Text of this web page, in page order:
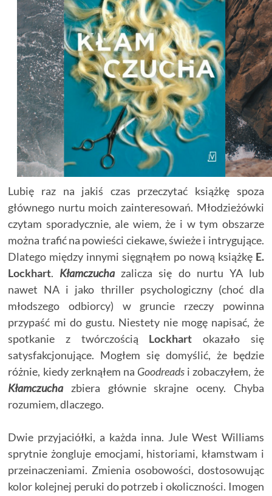
Lubię raz na jakiś czas przeczytać książkę spoza
głównego nurtu moich zainteresowań. Młodzieżówki
czytam sporadycznie, ale wiem, że i w tym obszarze
można trafić na powieści ciekawe, świeże i intrygujące.
Dlatego między innymi sięgnąłem po nową książkę E.
Lockhart. Kłamczuchazalicza się do nurtu YA lub
nawet NA i jako thriller psychologiczny (choć dla
młodszego odbiorcy) w gruncie rzeczy powinna
przypaść mi do gustu. Niestety nie mogę napisać, że
spotkanie z twórczością Lockhart okazało się
satysfakcjonujące. Mogłem się domyślić, że będzie
różnie, kiedy zerknąłem na Goodreads i zobaczyłem, że
Kłamczuchazbiera głównie skrajne oceny. Chyba
rozumiem, dlaczego.
Dwie przyjaciółki, a każda inna. Jule West Williams
sprytnie żongluje emocjami, historiami, kłamstwam i
przeinaczeniami. Zmienia osobowości, dostosowując
kolor kolejnej peruki do potrzeb i okoliczności. Imogen